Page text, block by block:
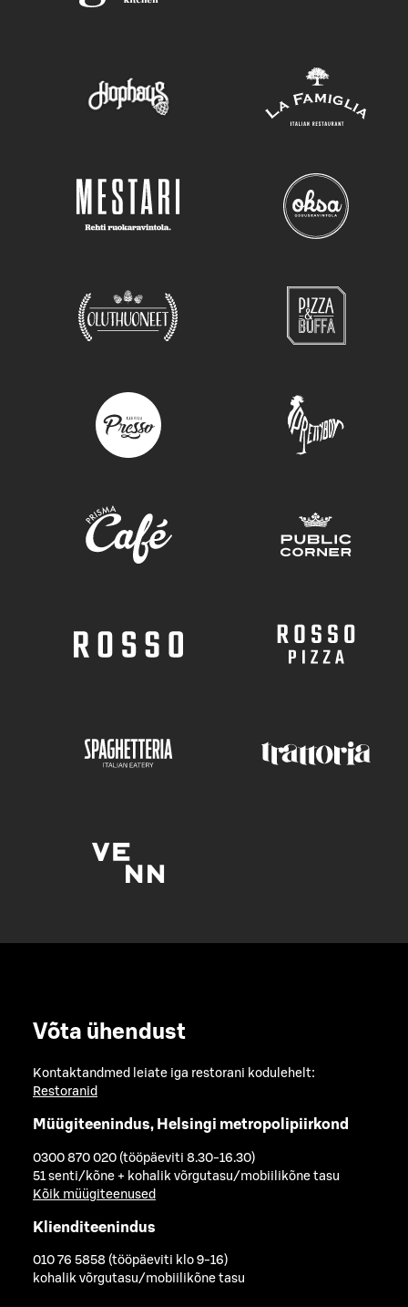
Võta ühendust
Kontaktandmed leiate iga restorani kodulehelt:
Restoranid
Müügiteenindus, Helsingi metropolipiirkond
0300 870 020 (tööpäeviti 8.30-16.30)
51 senti/kõne + kohalik võrgutasu/mobiilikõne tasu
Kõik müügiteenused
Klienditeenindus
010 76 5858 (tööpäeviti klo 9-16)
kohalik võrgutasu/mobiilikõne tasu